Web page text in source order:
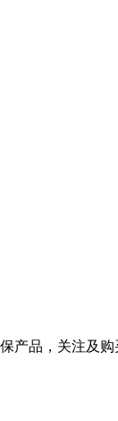
产品，关注及购